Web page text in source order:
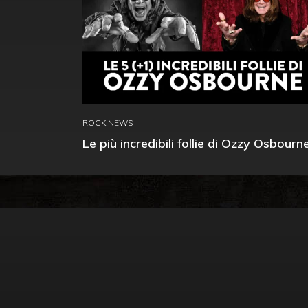
ROCK NEWS
Le più incredibili follie di Ozzy